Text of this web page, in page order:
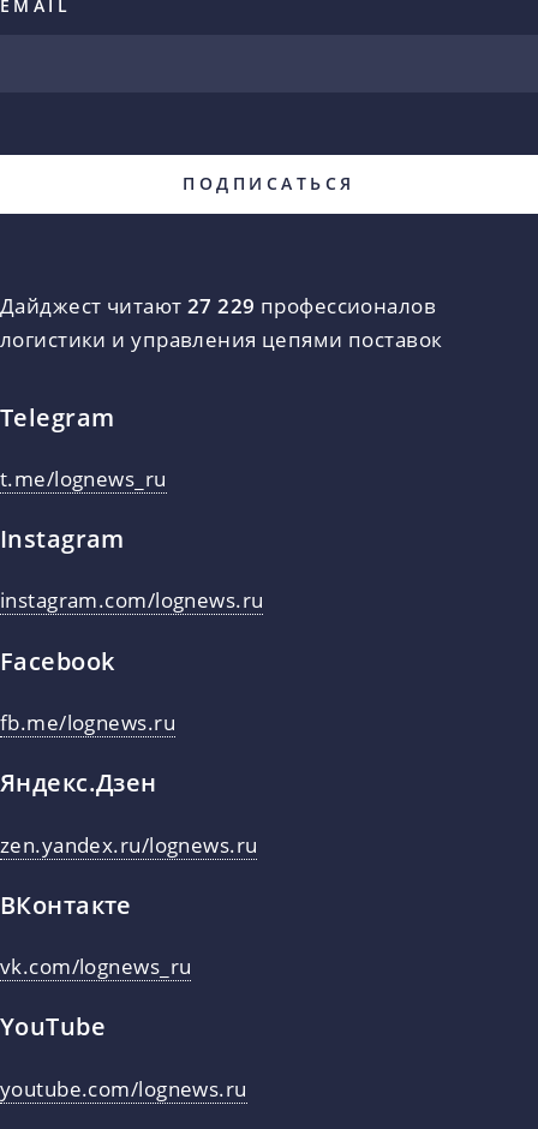
EMAIL
Дайджест читают 27 229 профессионалов
логистики и управления цепями поставок
Telegram
t.me/lognews_ru
Instagram
instagram.com/lognews.ru
Facebook
fb.me/lognews.ru
Яндекс.Дзен
zen.yandex.ru/lognews.ru
ВКонтакте
vk.com/lognews_ru
YouTube
youtube.com/lognews.ru